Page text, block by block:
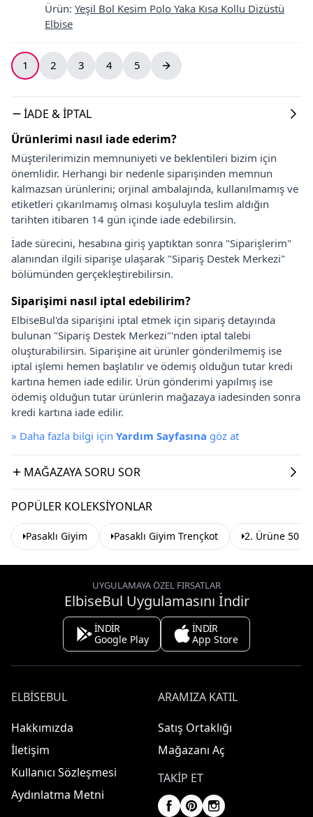
Ürün: Yeşil Bol Kesim Polo Yaka Kısa Kollu Dizüstü
Elbise
1 2 3 4 5
İADE & İPTAL
Ürünlerimi nasıl iade ederim?
Müşterilerimizin memnuniyeti ve beklentileri bizim için
önemlidir. Herhangi bir nedenle siparişinden memnun
kalmazsan ürünlerini; orjinal ambalajında, kullanılmamış ve
etiketleri çıkarılmamış olması koşuluyla teslim aldığın
tarihten itibaren 14 gün içinde iade edebilirsin.
İade sürecini, hesabına giriş yaptıktan sonra "Siparişlerim"
alanından ilgili siparişe ulaşarak "Sipariş Destek Merkezi"
bölümünden gerçekleştirebilirsin.
Siparişimi nasıl iptal edebilirim?
ElbiseBul'da siparişini iptal etmek için sipariş detayında
bulunan "Sipariş Destek Merkezi"'nden iptal talebi
oluşturabilirsin. Siparişine ait ürünler gönderilmemiş ise
iptal işlemi hemen başlatılır ve ödemiş olduğun tutar kredi
kartına hemen iade edilir. Ürün gönderimi yapılmış ise
ödemiş olduğun tutar ürünlerin mağazaya iadesinden sonra
kredi kartına iade edilir.
» Daha fazla bilgi için Yardım Sayfasına göz at
MAĞAZAYA SORU SOR
POPÜLER KOLEKSIYONLAR
Pasaklı Giyim Pasaklı Giyim Trençkot 2. Ürüne 50
UYGULAMAYA ÖZEL FIRSATLAR
ElbiseBul Uygulamasını İndir
İNDİR
Google Play
İNDİR
App Store
ELBISEBUL
Hakkımızda
İletişim
Kullanıcı Sözleşmesi
Aydınlatma Metni
ARAMIZA KATIL
Satış Ortaklığı
Mağazanı Aç
TAKIP ET